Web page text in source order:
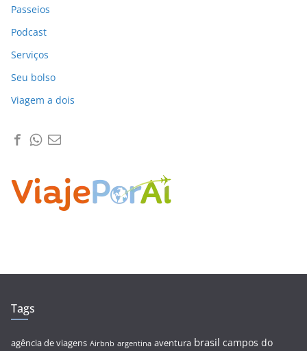
Passeios
Podcast
Serviços
Seu bolso
Viagem a dois
Tags
agência de viagens Airbnb argentina aventura brasil campos do